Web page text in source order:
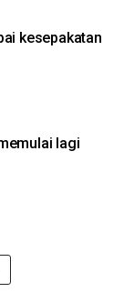
kesepakatan
lagi